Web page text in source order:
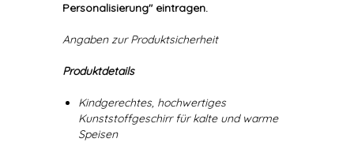
Personalisierung" eintragen.
Angaben zur Produktsicherheit
Produktdetails
Kindgerechtes, hochwertiges
Kunststoffgeschirr für kalte und warme
Speisen